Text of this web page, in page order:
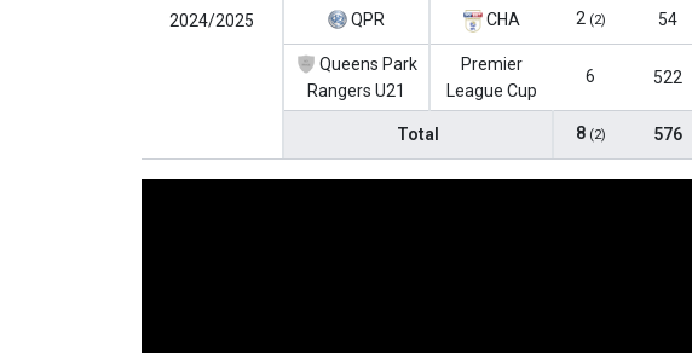
2024/2025 QPR CHA 2 (2) 54
Queens Park
Rangers U21
Premier
League Cup
6 522
Total 8 (2) 576